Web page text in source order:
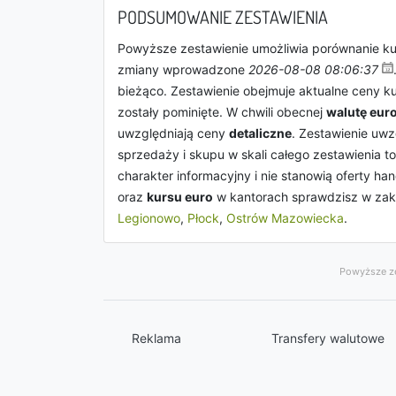
PODSUMOWANIE ZESTAWIENIA
Powyższe zestawienie umożliwia porównanie
zmiany wprowadzone 2026-08-08 08:06:37
bieżąco. Zestawienie obejmuje aktualne ceny
zostały pominięte. W chwili obecnej walutę
uwzględniają ceny detaliczne. Zestawienie
sprzedaży i skupu w skali całego zestawienia to
charakter informacyjny i nie stanowią oferty
oraz kursu euro w kantorach sprawdzisz w
Legionowo, Płock, Ostrów Mazowiecka.
Powyższe
Reklama Transfery walutowe